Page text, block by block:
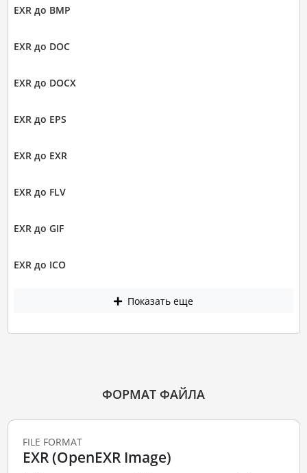
EXR до BMP
EXR до DOC
EXR до DOCX
EXR до EPS
EXR до EXR
EXR до FLV
EXR до GIF
EXR до ICO
Показать еще
ФОРМАТ ФАЙЛА
FILE FORMAT
EXR (OpenEXR Image)